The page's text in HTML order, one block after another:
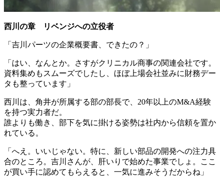
西川の章 リベンジへの立役者
「吉川パーツの企業概要書、できたの？」
「はい、なんとか。さすがクリニカル商事の関連会社です。
資料集めもスムーズでしたし、ほぼ上場会社並みに財務デー
タも整っています」
西川は、角井が所属する部の部長で、20年以上のM&A経験
を持つ実力者だ。
誰よりも働き、部下を気に掛ける姿勢は社内から信頼を置か
れている。
「へえ。いいじゃない。特に、新しい部品の開発への注力具
合のところ。吉川さんが、肝いりで始めた事業でしょ。ここ
が買い手に認めてもらえると、一気に進みそうだからね」